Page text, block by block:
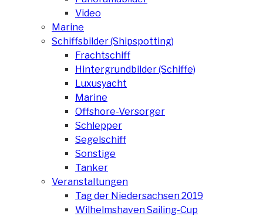
Video
Marine
Schiffsbilder (Shipspotting)
Frachtschiff
Hintergrundbilder (Schiffe)
Luxusyacht
Marine
Offshore-Versorger
Schlepper
Segelschiff
Sonstige
Tanker
Veranstaltungen
Tag der Niedersachsen 2019
Wilhelmshaven Sailing-Cup